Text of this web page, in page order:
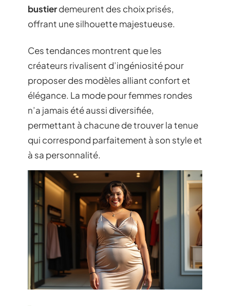
bustierdemeurent des choix prisés,
offrant une silhouette majestueuse.
Ces tendances montrent que les
créateurs rivalisent d’ingéniosité pour
proposer des modèles alliant confort et
élégance. La mode pour femmes rondes
n’a jamais été aussi diversifiée,
permettant à chacune de trouver la tenue
qui correspond parfaitement à son style et
à sa personnalité.